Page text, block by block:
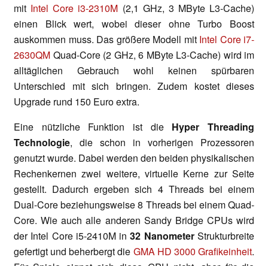
mit Intel Core i3-2310M (2,1 GHz, 3 MByte L3-Cache)
einen Blick wert, wobei dieser ohne Turbo Boost
auskommen muss. Das größere Modell mit Intel Core i7-
2630QM Quad-Core (2 GHz, 6 MByte L3-Cache) wird im
alltäglichen Gebrauch wohl keinen spürbaren
Unterschied mit sich bringen. Zudem kostet dieses
Upgrade rund 150 Euro extra.
Eine nützliche Funktion ist die Hyper Threading
Technologie, die schon in vorherigen Prozessoren
genutzt wurde. Dabei werden den beiden physikalischen
Rechenkernen zwei weitere, virtuelle Kerne zur Seite
gestellt. Dadurch ergeben sich 4 Threads bei einem
Dual-Core beziehungsweise 8 Threads bei einem Quad-
Core. Wie auch alle anderen Sandy Bridge CPUs wird
der Intel Core i5-2410M in32 NanometerStrukturbreite
gefertigt und beherbergt die GMA HD 3000 Grafikeinheit.